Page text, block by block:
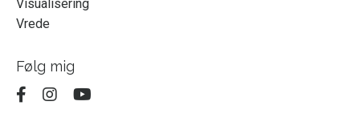
Visualisering
Vrede
Følg mig